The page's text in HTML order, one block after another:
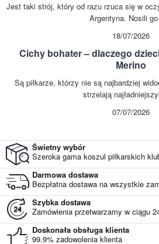
Jest taki strój, który od razu rzuca się w
Argentyna. Nosili
18/07/2026
Cichy bohater – dlaczego
Merino
Są piłkarze, którzy nie są najbardziej
strzelają
07/07/2026
Świetny wybór
Szeroka gama koszul piłkarskich
Darmowa dostawa
Bezpłatna dostawa na wszystkie
Szybka dostawa
Zamówienia przetwarzamy w ciągu
Doskonała obsługa klienta
99.9% zadowolenia klienta